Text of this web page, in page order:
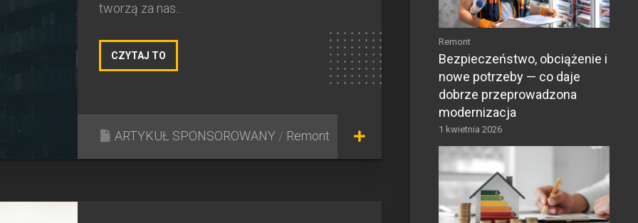
tworzą za nas...
CZYTAJ TO
ARTYKUŁ SPONSOROWANY / Remont
Remont
Bezpieczeństwo, obciążenie i
nowe potrzeby — co daje
dobrze przeprowadzona
modernizacja
1 kwietnia 2026